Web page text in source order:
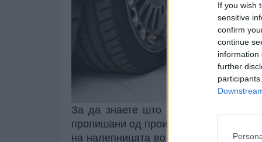
If you wish
sensitive
confirm
continue
information
further
За да знаете што е најдобро за
пропишани од производителот на
на налепницата во внатрешноста на